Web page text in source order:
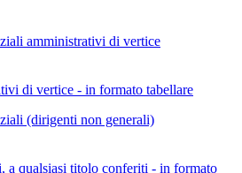
amministrativi di vertice
di vertice - in formato tabellare
(dirigenti non generali)
a qualsiasi titolo conferiti - in formato